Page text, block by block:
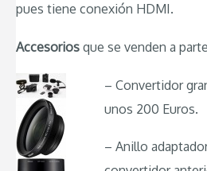
pues tiene conexión HDMI.
Accesorios que se venden a
– Convertidor
unos 200 Euros.
– Anillo